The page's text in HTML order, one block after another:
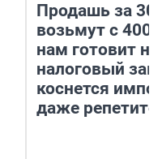
Продашь за
возьмут с
нам готовит
налоговый
коснется
даже